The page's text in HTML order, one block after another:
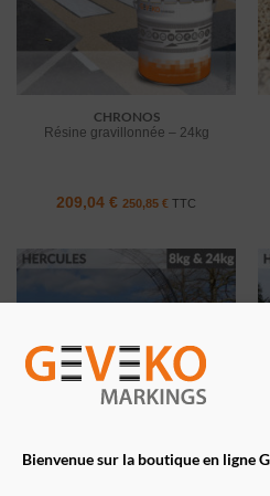
Bienvenue sur la boutique en ligne
CHRONOS
Résine gravillonnée – 24kg
209,04 € 250,85 € TTC